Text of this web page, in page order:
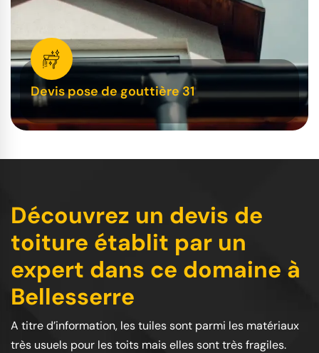
Devis pose de gouttière 31
Découvrez un devis de
toiture établit par un
expert dans ce domaine à
Bellesserre
A titre d’information, les tuiles sont parmi les matériaux
très usuels pour les toits mais elles sont très fragiles.